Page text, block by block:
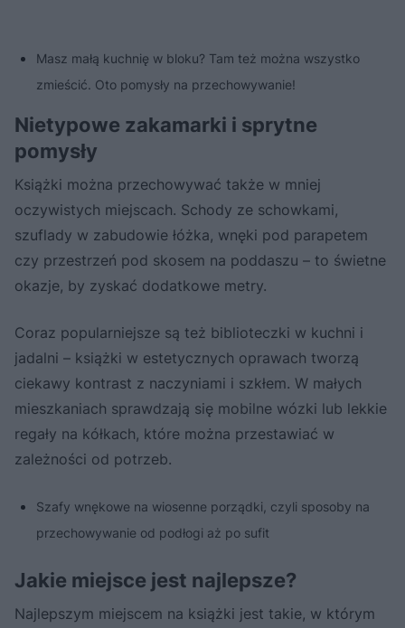
Masz małą kuchnię w bloku? Tam też można wszystko
zmieścić. Oto pomysły na przechowywanie!
Nietypowe zakamarki i sprytne
pomysły
Książki można przechowywać także w mniej
oczywistych miejscach. Schody ze schowkami,
szuflady w zabudowie łóżka, wnęki pod parapetem
czy przestrzeń pod skosem na poddaszu – to świetne
okazje, by zyskać dodatkowe metry.
Coraz popularniejsze są też biblioteczki w kuchni i
jadalni – książki w estetycznych oprawach tworzą
ciekawy kontrast z naczyniami i szkłem. W małych
mieszkaniach sprawdzają się mobilne wózki lub lekkie
regały na kółkach, które można przestawiać w
zależności od potrzeb.
Szafy wnękowe na wiosenne porządki, czyli sposoby na
przechowywanie od podłogi aż po sufit
Jakie miejsce jest najlepsze?
Najlepszym miejscem na książki jest takie, w którym